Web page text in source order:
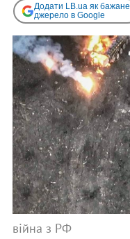
Додати LB.ua як бажане
джерело в Google
війна з РФ